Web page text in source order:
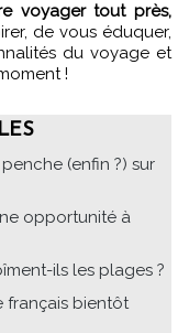
voyager tout près,
de vous éduquer,
du voyage et
!
(enfin ?) sur
opportunité à
ils les plages ?
français bientôt